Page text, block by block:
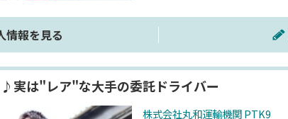
情報を見る
実は"レア"な大手の委託ドライバー
株式会社丸和運輸機関 PTK9